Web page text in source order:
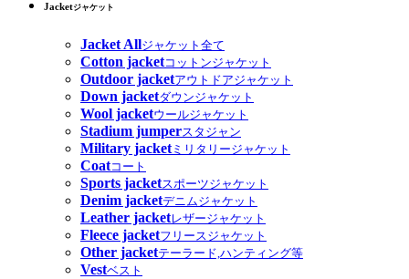
Jacketジャケット
Jacket Allジャケット全て
Cotton jacketコットンジャケット
Outdoor jacketアウトドアジャケット
Down jacketダウンジャケット
Wool jacketウールジャケット
Stadium jumperスタジャン
Military jacketミリタリージャケット
Coatコート
Sports jacketスポーツジャケット
Denim jacketデニムジャケット
Leather jacketレザージャケット
Fleece jacketフリースジャケット
Other jacketテーラード,ハンティング等
Vestベスト